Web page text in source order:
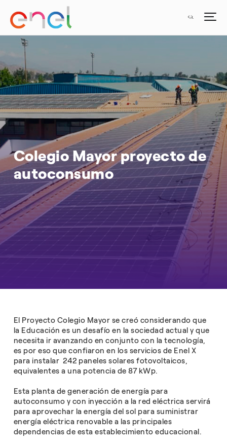
Colegio Mayor proyecto de
autoconsumo
El Proyecto Colegio Mayor se creó considerando que
la Educación es un desafío en la sociedad actual y que
necesita ir avanzando en conjunto con la tecnología,
es por eso que confiaron en los servicios de Enel X
para instalar 242 paneles solares fotovoltaicos,
equivalentes a una potencia de 87 kWp.
Esta planta de generación de energía para
autoconsumo y con inyección a la red eléctrica servirá
para aprovechar la energía del sol para suministrar
energía eléctrica renovable a las principales
dependencias de esta establecimiento educacional.